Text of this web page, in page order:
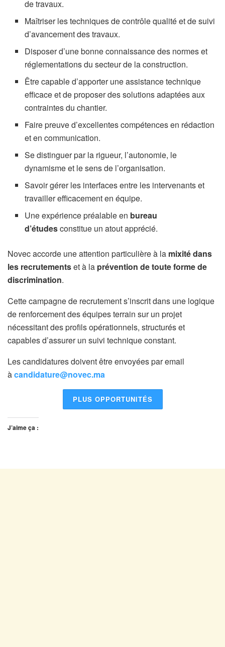
de travaux.
Maîtriser les techniques de contrôle qualité et de suivi
d’avancement des travaux.
Disposer d’une bonne connaissance des normes et
réglementations du secteur de la construction.
Être capable d’apporter une assistance technique
efficace et de proposer des solutions adaptées aux
contraintes du chantier.
Faire preuve d’excellentes compétences en rédaction
et en communication.
Se distinguer par la rigueur, l’autonomie, le
dynamisme et le sens de l’organisation.
Savoir gérer les interfaces entre les intervenants et
travailler efficacement en équipe.
Une expérience préalable en bureau
d’étudesconstitue un atout apprécié.
Novec accorde une attention particulière à la mixité dans
les recrutementset à la prévention de toute forme de
discrimination.
Cette campagne de recrutement s’inscrit dans une logique
de renforcement des équipes terrain sur un projet
nécessitant des profils opérationnels, structurés et
capables d’assurer un suivi technique constant.
Les candidatures doivent être envoyées par email
àcandidature@novec.ma
PLUS OPPORTUNITÉS
J’aime ça :